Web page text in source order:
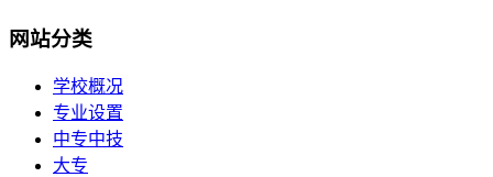
网站分类
学校概况
专业设置
中专中技
大专